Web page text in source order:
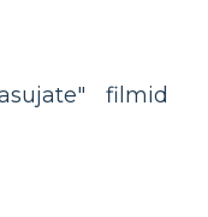
filmid